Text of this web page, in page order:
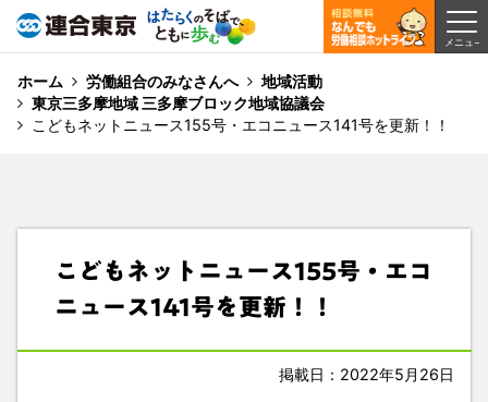
ホーム 労働組合のみなさんへ
地域活動
東京三多摩地域 三多摩ブロック地域協議会
こどもネットニュース155号・エコニュース141号を更新！！
こどもネットニュース155号・エコ
ニュース141号を更新！！
掲載日：2022年5月26日